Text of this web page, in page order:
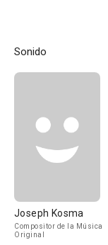
Sonido
Joseph Kosma
Compositor de la Música
Original